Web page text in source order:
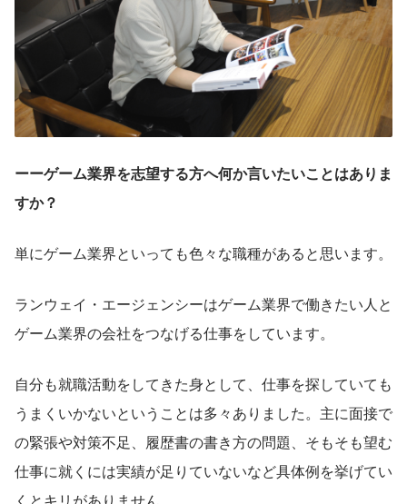
ーーゲーム業界を志望する方へ何か言いたいことはありま
すか？
単にゲーム業界といっても色々な職種があると思います。
ランウェイ・エージェンシーはゲーム業界で働きたい人と
ゲーム業界の会社をつなげる仕事をしています。
自分も就職活動をしてきた身として、仕事を探していても
うまくいかないということは多々ありました。主に面接で
の緊張や対策不足、履歴書の書き方の問題、そもそも望む
仕事に就くには実績が足りていないなど具体例を挙げてい